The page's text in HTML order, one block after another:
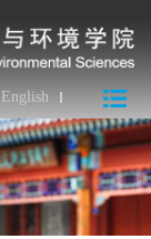
English